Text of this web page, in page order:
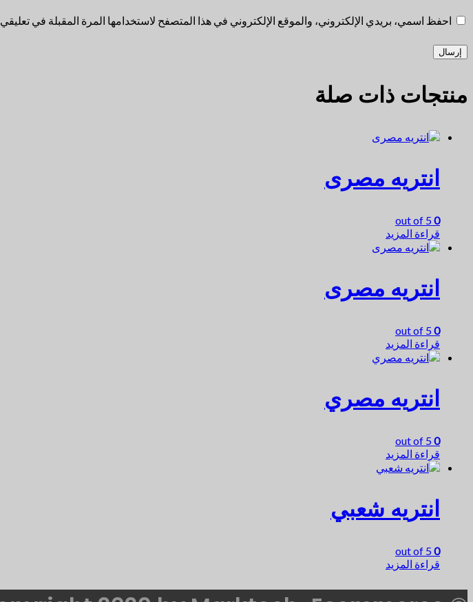
احفظ اسمي، بريدي الإلكتروني، والموقع الإلكتروني في هذا المتصفح لاستخدامها المرة المقبلة في تعليقي.
منتجات ذات صلة
انتريه مصرى
0
قراءة المزيد
انتريه مصرى
0
قراءة المزيد
انتريه مصري
0
قراءة المزيد
انتريه شعبي
0
قراءة المزيد